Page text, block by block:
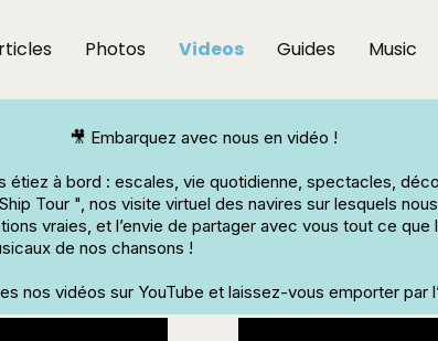
Photos Videos Guides Music
🎥 Embarquez avec nous en vidéo !
étiez à bord : escales, vie quotidienne, spectacles,
Tour ", nos visite virtuel des navires sur lesquels
vraies, et l’envie de partager avec vous tout ce que
de nos chansons !
nos vidéos sur YouTube et laissez-vous emporter par